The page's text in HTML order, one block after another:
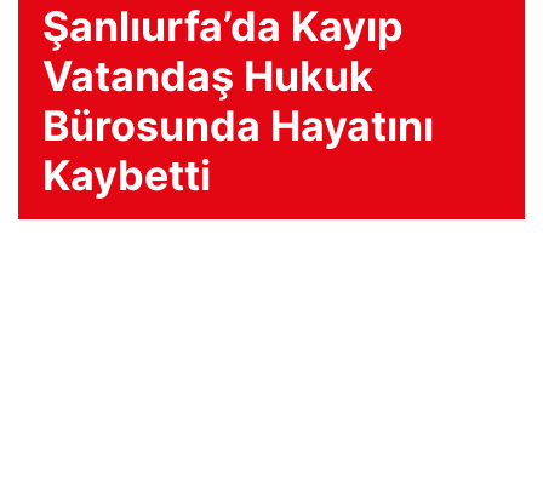
Şanlıurfa’da Kayıp
Vatandaş Hukuk
Bürosunda Hayatını
Kaybetti